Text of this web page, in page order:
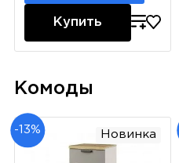
Купить
Комоды
-13% Новинка